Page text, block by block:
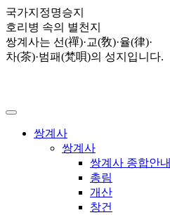
국가지정명승지
호리병 속의 별천지
쌍계사는 선(禪)·교(敎)·율(律)·
차(茶)·범패(梵唄)의 성지입니다.
쌍계사
쌍계사
쌍계사 종합안내
총림
개산
창건